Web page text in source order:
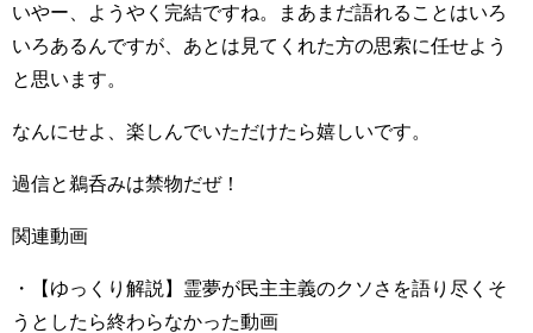
いやー、ようやく完結ですね。まあまだ語れることはいろ
いろあるんですが、あとは見てくれた方の思索に任せよう
と思います。
なんにせよ、楽しんでいただけたら嬉しいです。
過信と鵜呑みは禁物だぜ！
関連動画
・【ゆっくり解説】霊夢が民主主義のクソさを語り尽くそ
うとしたら終わらなかった動画